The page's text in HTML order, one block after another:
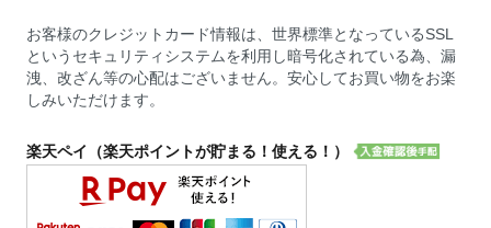
お客様のクレジットカード情報は、世界標準となっているSSL
というセキュリティシステムを利用し暗号化されている為、漏
洩、改ざん等の心配はございません。安心してお買い物をお楽
しみいただけます。
楽天ペイ（楽天ポイントが貯まる！使える！）